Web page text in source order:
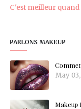
C'est meilleur
PARLONS MAKEUP
May
Makeup